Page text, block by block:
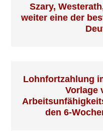
Szary,
weiter eine der
Lohnfortzahlung
Vorlage
den 6-